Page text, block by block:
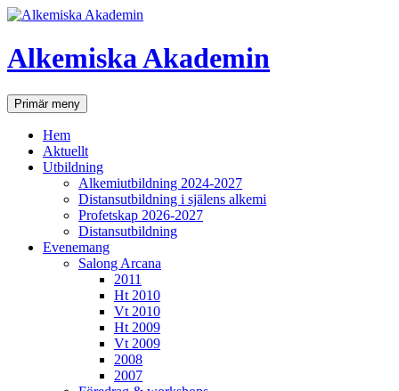
Hoppa
innehåll
Alkemiska Akademin
SökPrimär meny
Hem
Aktuellt
Utbildning
Alkemiutbildning 2024-2027
Distansutbildning i själens alkemi
Profetskap 2026-2027
Distansutbildning
Evenemang
Salong Arcana
2011
Ht 2010
Vt 2010
Ht 2009
Vt 2009
2008
2007